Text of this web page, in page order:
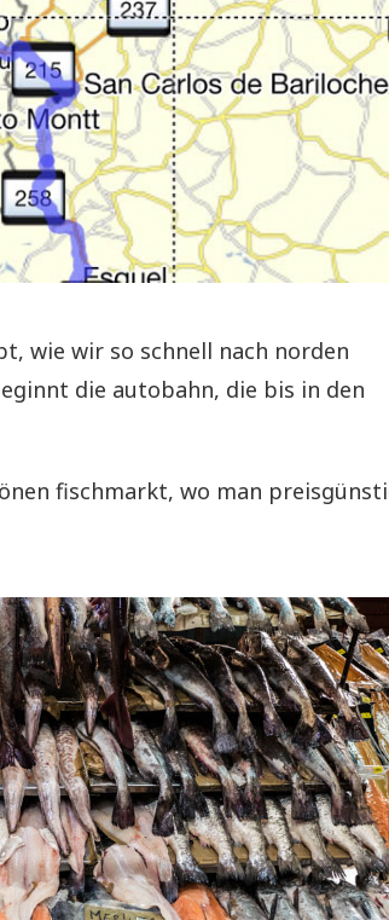
wie wir so schnell nach norden
die autobahn, die bis in den
fischmarkt, wo man